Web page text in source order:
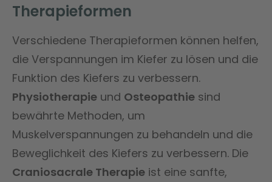
Therapieformen
Verschiedene Therapieformen können helfen,
die Verspannungen im Kiefer zu lösen und die
Funktion des Kiefers zu verbessern.
Physiotherapie und Osteopathie sind
bewährte Methoden, um
Muskelverspannungen zu behandeln und die
Beweglichkeit des Kiefers zu verbessern. Die
Craniosacrale Therapie ist eine sanfte,